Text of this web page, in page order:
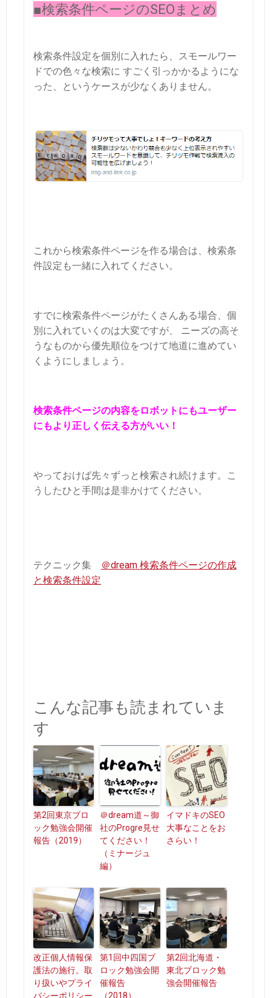
■検索条件ページのSEOまとめ
検索条件設定を個別に入れたら、スモールワー
ドでの色々な検索に すごく引っかかるようにな
った、というケースが少なくありません。
これから検索条件ページを作る場合は、検索条
件設定も一緒に入れてください。
すでに検索条件ページがたくさんある場合、個
別に入れていくのは大変ですが、
ニーズの高そ
うなものから優先順位をつけて地道に進めてい
くようにしましょう。
検索条件ページの内容をロボットにもユーザー
にもより正しく伝える方がいい！
やっておけば先々ずっと検索され続けます。こ
うしたひと手間は是非かけてください。
テクニック集
＠dream 検索条件ページの作成
と検索条件設定
こんな記事も読まれていま
す
第2回東京ブロ
ック勉強会開催
報告（2019）
＠dream道～御
社のProgre見せ
てください！
（ミナージュ
編）
イマドキのSEO
大事なことをお
さらい！
改正個人情報保
護法の施行。取
り扱いやプライ
バシーポリシー
第1回中四国ブ
ロック勉強会開
催報告
（2018）
第2回北海道・
東北ブロック勉
強会開催報告